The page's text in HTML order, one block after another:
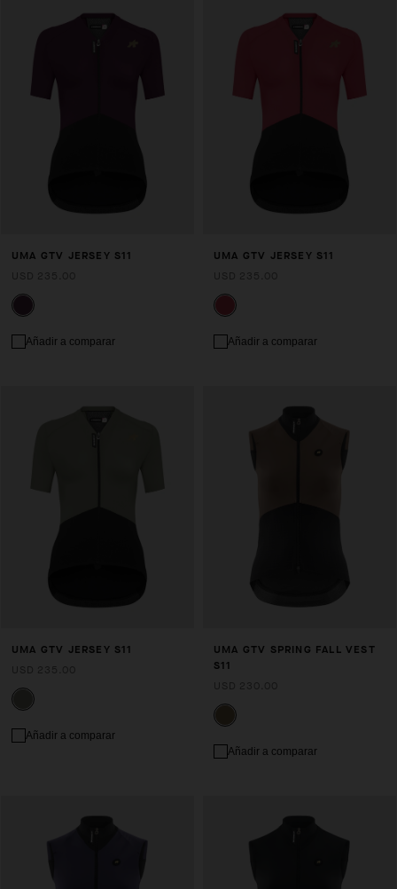
UMA GTV JERSEY S11
Añadir a comparar
UMA GTV JERSEY S11
Añadir a comparar
UMA GTV JERSEY S11
Añadir a comparar
UMA GTV SPRING FALL VEST
S11
Añadir a comparar